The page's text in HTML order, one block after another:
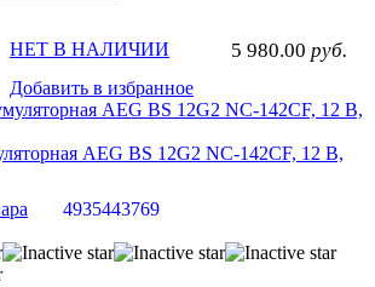
5 980.00 руб.
НЕТ В НАЛИЧИИ
Добавить в избранное
AEG BS 12G2 NC-142CF, 12 В,
4935443769